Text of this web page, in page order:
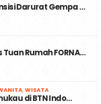
Darurat Gempa …
Rumah FORNA…
,WISATA
di BTN Indo…